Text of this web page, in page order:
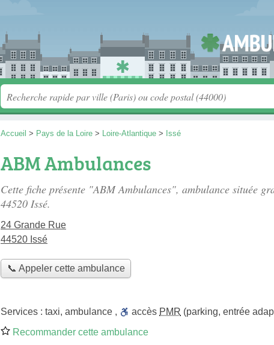
Accueil > Pays de la Loire > Loire-Atlantique > Issé
ABM Ambulances
Cette fiche présente "ABM Ambulances", ambulance située
44520 Issé.
24 Grande Rue
44520 Issé
📞 Appeler cette ambulance
Services : taxi, ambulance , accès PMR (parking, entrée
Recommander cette ambulance